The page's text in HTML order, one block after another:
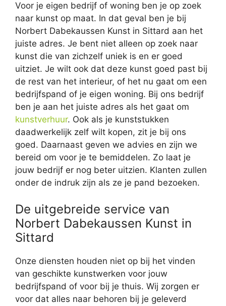
Voor je eigen bedrijf of woning ben je op zoek
naar kunst op maat. In dat geval ben je bij
Norbert Dabekaussen Kunst in Sittard aan het
juiste adres. Je bent niet alleen op zoek naar
kunst die van zichzelf uniek is en er goed
uitziet. Je wilt ook dat deze kunst goed past bij
de rest van het interieur, of het nu gaat om een
bedrijfspand of je eigen woning. Bij ons bedrijf
ben je aan het juiste adres als het gaat om
kunstverhuur. Ook als je kunststukken
daadwerkelijk zelf wilt kopen, zit je bij ons
goed. Daarnaast geven we advies en zijn we
bereid om voor je te bemiddelen. Zo laat je
jouw bedrijf er nog beter uitzien. Klanten zullen
onder de indruk zijn als ze je pand bezoeken.
De uitgebreide service van
Norbert Dabekaussen Kunst in
Sittard
Onze diensten houden niet op bij het vinden
van geschikte kunstwerken voor jouw
bedrijfspand of voor bij je thuis. Wij zorgen er
voor dat alles naar behoren bij je geleverd